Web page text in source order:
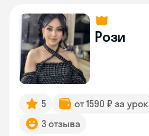
Рози
5 от 1590 ₽ за урок
3 отзыва